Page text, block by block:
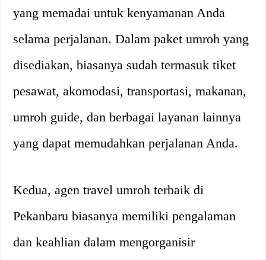
yang memadai untuk kenyamanan Anda
selama perjalanan. Dalam paket umroh yang
disediakan, biasanya sudah termasuk tiket
pesawat, akomodasi, transportasi, makanan,
umroh guide, dan berbagai layanan lainnya
yang dapat memudahkan perjalanan Anda.
Kedua, agen travel umroh terbaik di
Pekanbaru biasanya memiliki pengalaman
dan keahlian dalam mengorganisir